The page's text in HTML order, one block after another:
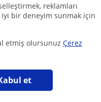
reklamları
iyi bir deneyim sunmak için
etmiş olursunuz Çerez
et